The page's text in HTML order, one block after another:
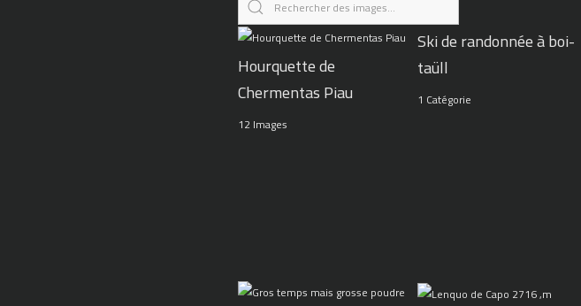
Hourquette de
Chermentas Piau
12 Images
Ski de randonnée à boi-
taüll
1 Catégorie